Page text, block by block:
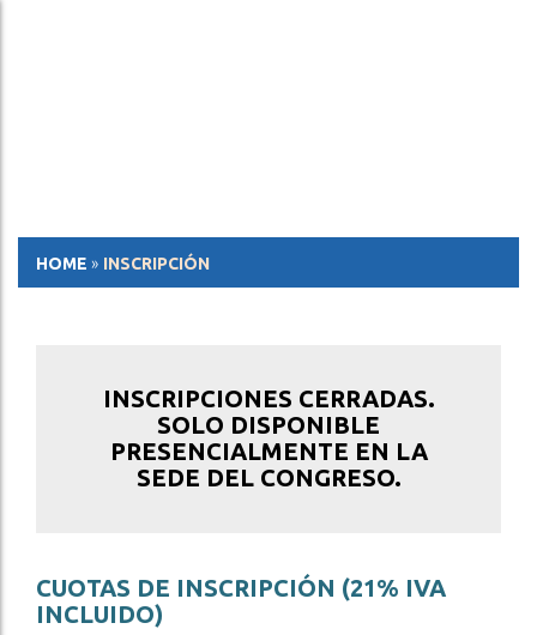
HOME » INSCRIPCIÓN
INSCRIPCIONES CERRADAS.
SOLO DISPONIBLE
PRESENCIALMENTE EN LA
SEDE DEL CONGRESO.
CUOTAS DE INSCRIPCIÓN (21% IVA
INCLUIDO)